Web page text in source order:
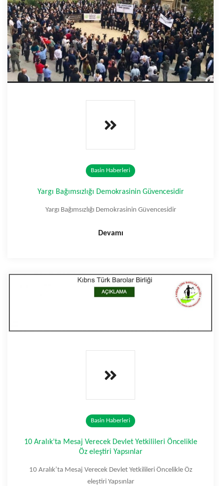
Basin Haberleri
Yargı Bağımsızlığı Demokrasinin Güvencesidir
Yargı Bağımsızlığı Demokrasinin Güvencesidir
Devamı
Basin Haberleri
10 Aralık’ta Mesaj Verecek Devlet Yetkilileri Öncelikle
Öz eleştiri Yapsınlar
10 Aralık’ta Mesaj Verecek Devlet Yetkilileri Öncelikle Öz
eleştiri Yapsınlar